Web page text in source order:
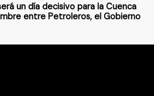
un día decisivo para la Cuenca
entre Petroleros, el Gobierno